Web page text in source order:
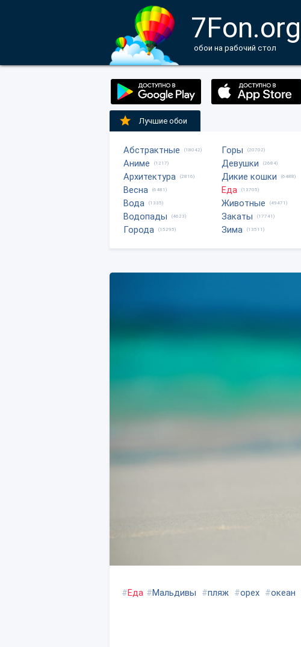
7Fon.org
обои на рабочий стол
Лучшие обои
Абстрактные (18042)
Аниме (1217)
Архитектура (2816)
Весна (6481)
Вода (1335)
Водопады (4623)
Города (15295)
Горы (20702)
Девушки (2684)
Дикие кошки (6488)
Еда (13705)
Животные (49471)
Закаты (17741)
Зима (13511)
#Еда #Мальдивы #пляж #орех #океан